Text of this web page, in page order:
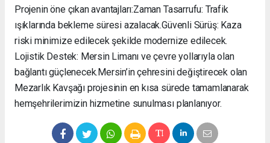
Projenin öne çıkan avantajları: ​Zaman Tasarrufu: Trafik
ışıklarında bekleme süresi azalacak. ​Güvenli Sürüş: Kaza
riski minimize edilecek şekilde modernize edilecek. ​
Lojistik Destek: Mersin Limanı ve çevre yollarıyla olan
bağlantı güçlenecek. ​Mersin’in çehresini değiştirecek olan
Mezarlık Kavşağı projesinin en kısa sürede tamamlanarak
hemşehrilerimizin hizmetine sunulması planlanıyor.